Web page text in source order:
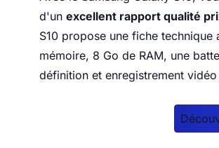
d'un excellent rapport qualité
S10 propose une fiche technique
mémoire, 8 Go de RAM, une
définition et enregistrement